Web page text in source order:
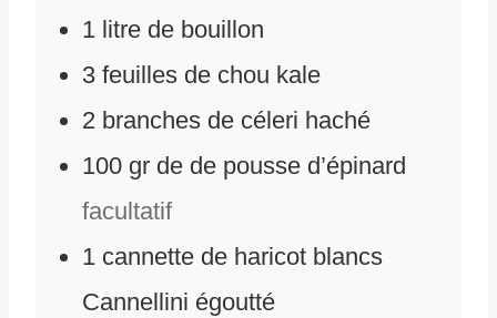
1 litre de bouillon
3 feuilles de chou kale
2 branches de céleri haché
100 gr de de pousse d’épinard
facultatif
1 cannette de haricot blancs
Cannellini égoutté